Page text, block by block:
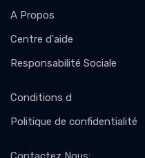
A Propos
Centre d'aide
Responsabilité Sociale
Conditions d
Politique de confidentialité